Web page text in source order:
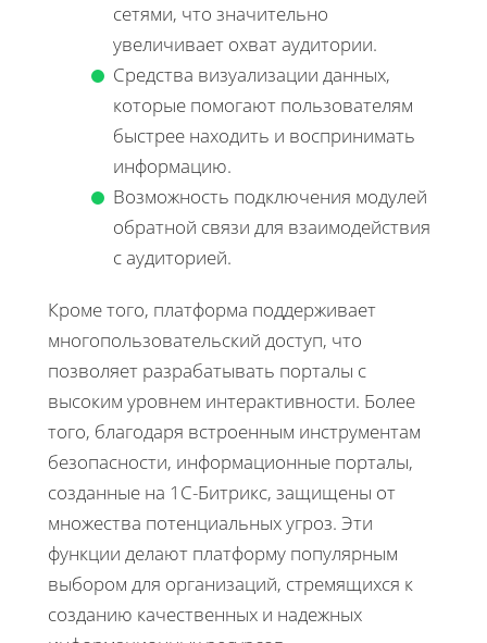
сетями, что значительно
увеличивает охват аудитории.
Средства визуализации данных,
которые помогают пользователям
быстрее находить и воспринимать
информацию.
Возможность подключения модулей
обратной связи для взаимодействия
с аудиторией.
Кроме того, платформа поддерживает
многопользовательский доступ, что
позволяет разрабатывать порталы с
высоким уровнем интерактивности. Более
того, благодаря встроенным инструментам
безопасности, информационные порталы,
созданные на 1С-Битрикс, защищены от
множества потенциальных угроз. Эти
функции делают платформу популярным
выбором для организаций, стремящихся к
созданию качественных и надежных